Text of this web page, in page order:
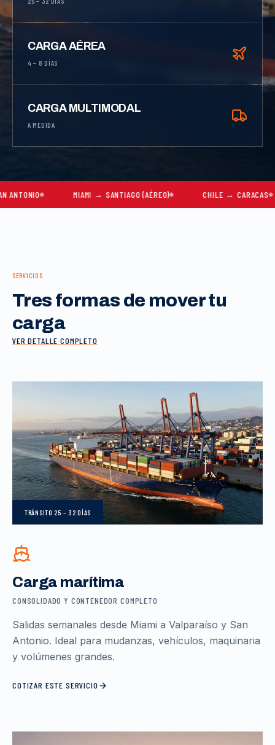
CARGA AÉREA
4 – 8 DÍAS
CARGA MULTIMODAL
A MEDIDA
MIAMI → SANTIAGO (AÉREO) CHILE → CARACAS
SERVICIOS
Tres formas de mover tu
carga
VER DETALLE COMPLETO
TRÁNSITO 25 – 32 DÍAS
Carga marítima
CONSOLIDADO Y CONTENEDOR COMPLETO
Salidas semanales desde Miami a Valparaíso y San
Antonio. Ideal para mudanzas, vehículos, maquinaria
y volúmenes grandes.
COTIZAR ESTE SERVICIO